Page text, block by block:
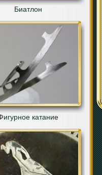
Биатлон
катание